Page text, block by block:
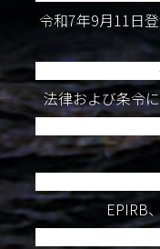
令和7年9月11日
法律および条令
EPIRB